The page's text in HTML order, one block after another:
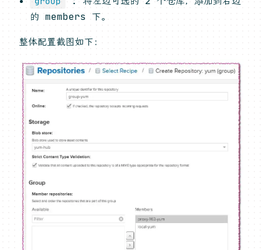
的 members 下。
整体配置截图如下：